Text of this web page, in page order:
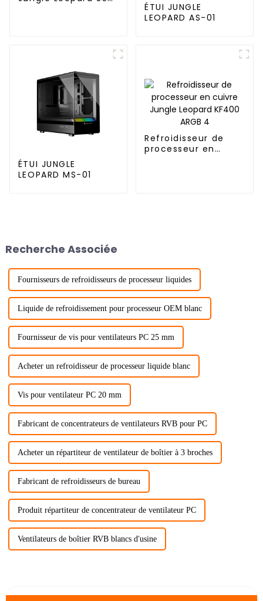
ÉTUI JUNGLE
LEOPARD AS-01
ÉTUI JUNGLE
LEOPARD MS-01
Refroidisseur de
processeur en
Recherche Associée
Fournisseurs de refroidisseurs de processeur liquides
Liquide de refroidissement pour processeur OEM blanc
Fournisseur de vis pour ventilateurs PC 25 mm
Acheter un refroidisseur de processeur liquide blanc
Vis pour ventilateur PC 20 mm
Fabricant de concentrateurs de ventilateurs RVB pour PC
Acheter un répartiteur de ventilateur de boîtier à 3 broches
Fabricant de refroidisseurs de bureau
Produit répartiteur de concentrateur de ventilateur PC
Ventilateurs de boîtier RVB blancs d'usine